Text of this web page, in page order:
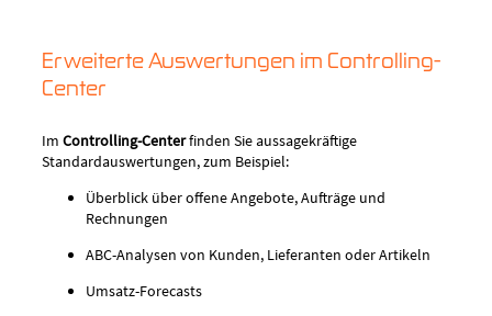
Erweiterte Auswertungen im Controlling-
Center
Im Controlling-Centerfinden Sie aussagekräftige
Standardauswertungen, zum Beispiel:
Überblick über offene Angebote, Aufträge und
Rechnungen
ABC-Analysen von Kunden, Lieferanten oder Artikeln
Umsatz-Forecasts